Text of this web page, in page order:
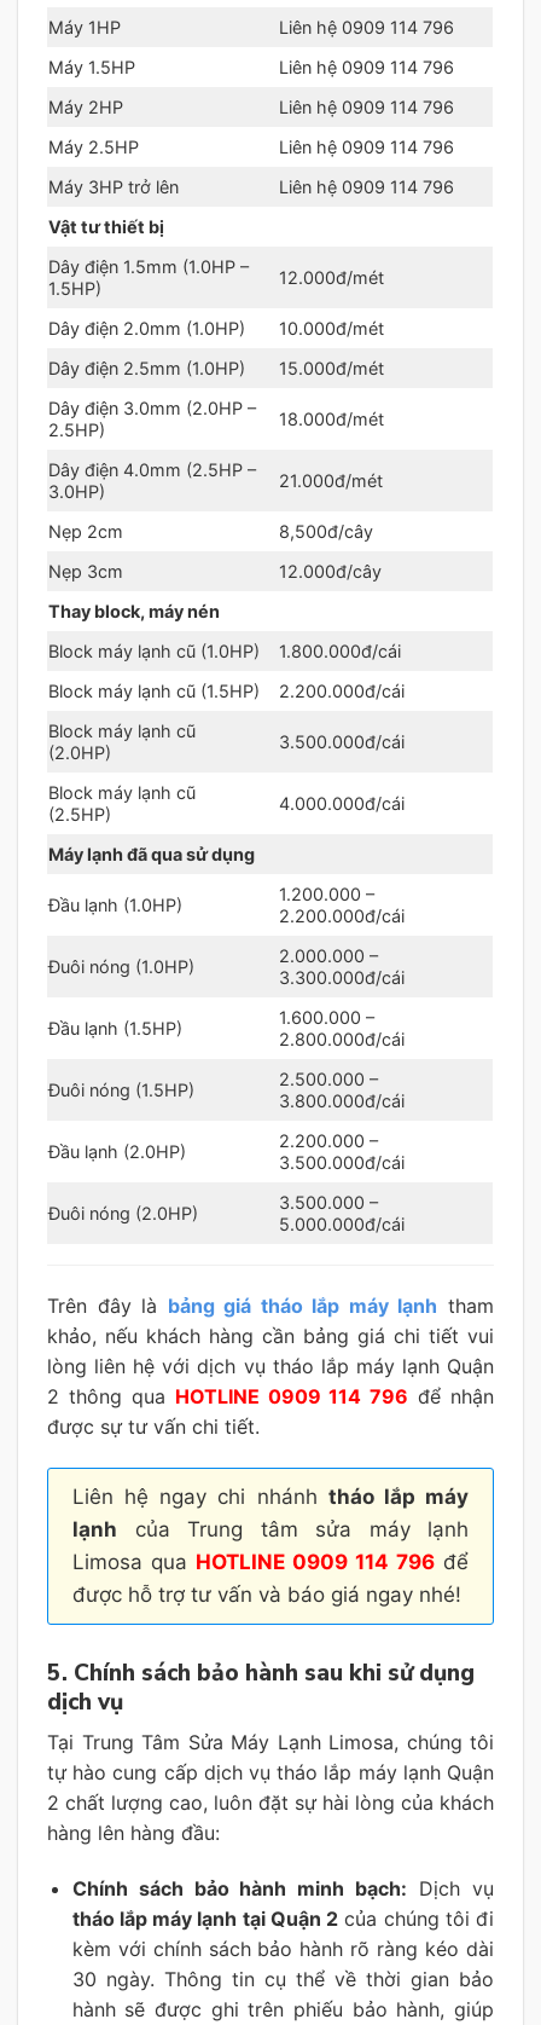
Máy 1HP
Liên hệ 0909 114 796
Máy 1.5HP
Liên hệ 0909 114 796
Máy 2HP
Liên hệ 0909 114 796
Máy 2.5HP
Liên hệ 0909 114 796
Máy 3HP trở lên
Liên hệ 0909 114 796
Vật tư thiết bị
Dây điện 1.5mm (1.0HP –
1.5HP)
12.000đ/mét
Dây điện 2.0mm (1.0HP)
10.000đ/mét
Dây điện 2.5mm (1.0HP)
15.000đ/mét
Dây điện 3.0mm (2.0HP –
2.5HP)
18.000đ/mét
Dây điện 4.0mm (2.5HP –
3.0HP)
21.000đ/mét
Nẹp 2cm
8,500đ/cây
Nẹp 3cm
12.000đ/cây
Thay block, máy nén
Block máy lạnh cũ (1.0HP)
1.800.000đ/cái
Block máy lạnh cũ (1.5HP)
2.200.000đ/cái
Block máy lạnh cũ
(2.0HP)
3.500.000đ/cái
Block máy lạnh cũ
(2.5HP)
4.000.000đ/cái
Máy lạnh đã qua sử dụng
Đầu lạnh (1.0HP)
1.200.000 –
2.200.000đ/cái
Đuôi nóng (1.0HP)
2.000.000 –
3.300.000đ/cái
Đầu lạnh (1.5HP)
1.600.000 –
2.800.000đ/cái
Đuôi nóng (1.5HP)
2.500.000 –
3.800.000đ/cái
Đầu lạnh (2.0HP)
2.200.000 –
3.500.000đ/cái
Đuôi nóng (2.0HP)
3.500.000 –
5.000.000đ/cái
Trên đây là bảng giá tháo lắp máy lạnh tham
khảo, nếu khách hàng cần bảng giá chi tiết vui
lòng liên hệ với dịch vụ tháo lắp máy lạnh Quận
2 thông qua HOTLINE 0909 114 796 để nhận
được sự tư vấn chi tiết.
Liên hệ ngay chi nhánh tháo lắp máy
lạnh của Trung tâm sửa máy lạnh
Limosa qua HOTLINE 0909 114 796 để
được hỗ trợ tư vấn và báo giá ngay nhé!
5. Chính sách bảo hành sau khi sử dụng
dịch vụ
Tại Trung Tâm Sửa Máy Lạnh Limosa, chúng tôi
tự hào cung cấp dịch vụ tháo lắp máy lạnh Quận
2 chất lượng cao, luôn đặt sự hài lòng của khách
hàng lên hàng đầu:
Chính sách bảo hành minh bạch: Dịch vụ
tháo lắp máy lạnh tại Quận 2 của chúng tôi đi
kèm với chính sách bảo hành rõ ràng kéo dài
30 ngày. Thông tin cụ thể về thời gian bảo
hành sẽ được ghi trên phiếu bảo hành, giúp